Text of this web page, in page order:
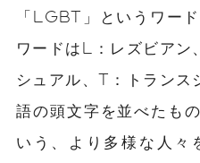
「LGBT」というワー
ワードはL：レズビアン
シュアル、T：トランス
語の頭文字を並べたも
いう、より多様な人々